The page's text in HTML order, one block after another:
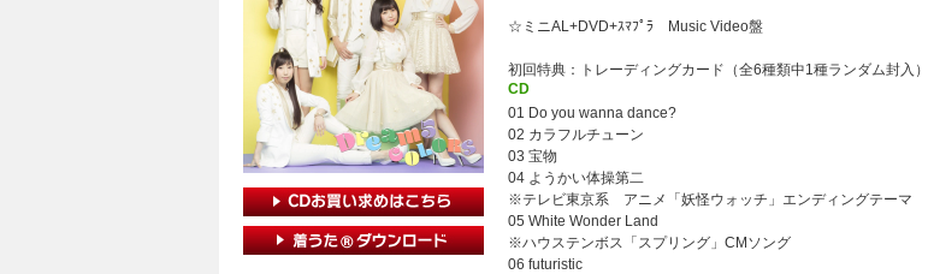
☆ミニAL+DVD+ｽﾏﾌﾟﾗ Music Video盤
初回特典：トレーディングカード（全6種類中1種ランダム封入）
CD
01 Do you wanna dance?
02 カラフルチューン
03 宝物
04 ようかい体操第二
※テレビ東京系 アニメ「妖怪ウォッチ」エンディングテーマ
05 White Wonder Land
※ハウステンボス「スプリング」CMソング
06 futuristic